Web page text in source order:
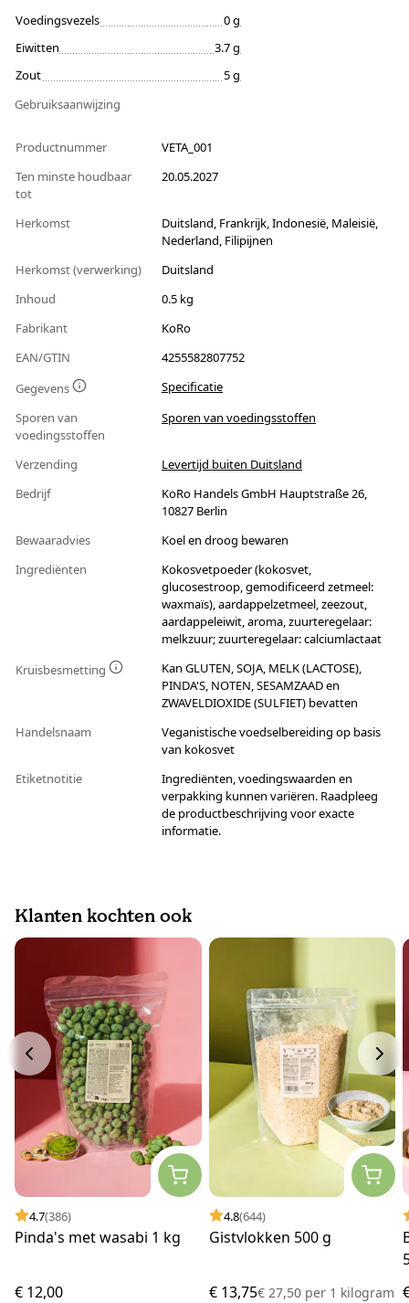
Voedingsvezels
0 g
Eiwitten
3.7 g
Zout
5 g
Gebruiksaanwijzing
Productnummer
VETA_001
Ten minste houdbaar
tot
20.05.2027
Herkomst
Duitsland, Frankrijk, Indonesië, Maleisië,
Nederland, Filipijnen
Herkomst (verwerking)
Duitsland
Inhoud
0.5 kg
Fabrikant
KoRo
EAN/GTIN
4255582807752
Gegevens
Specificatie
Sporen van
voedingsstoffen
Sporen van voedingsstoffen
Verzending
Levertijd buiten Duitsland
Bedrijf
KoRo Handels GmbH Hauptstraße 26,
10827 Berlin
Bewaaradvies
Koel en droog bewaren
Ingrediënten
Kokosvetpoeder (kokosvet,
glucosestroop, gemodificeerd zetmeel:
waxmaïs), aardappelzetmeel, zeezout,
aardappeleiwit, aroma, zuurteregelaar:
melkzuur; zuurteregelaar: calciumlactaat
Kruisbesmetting
Kan GLUTEN, SOJA, MELK (LACTOSE),
PINDA'S, NOTEN, SESAMZAAD en
ZWAVELDIOXIDE (SULFIET) bevatten
Handelsnaam
Veganistische voedselbereiding op basis
van kokosvet
Etiketnotitie
Ingrediënten, voedingswaarden en
verpakking kunnen variëren. Raadpleeg
de productbeschrijving voor exacte
informatie.
Klanten kochten ook
4.7(386)
Pinda's met wasabi 1 kg
€ 12,00
4.8(644)
Gistvlokken 500 g
€ 13,75€ 27,50 per1 kilogram